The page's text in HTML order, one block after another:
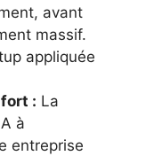
avant
massif.
appliquée
: La
à
entreprise